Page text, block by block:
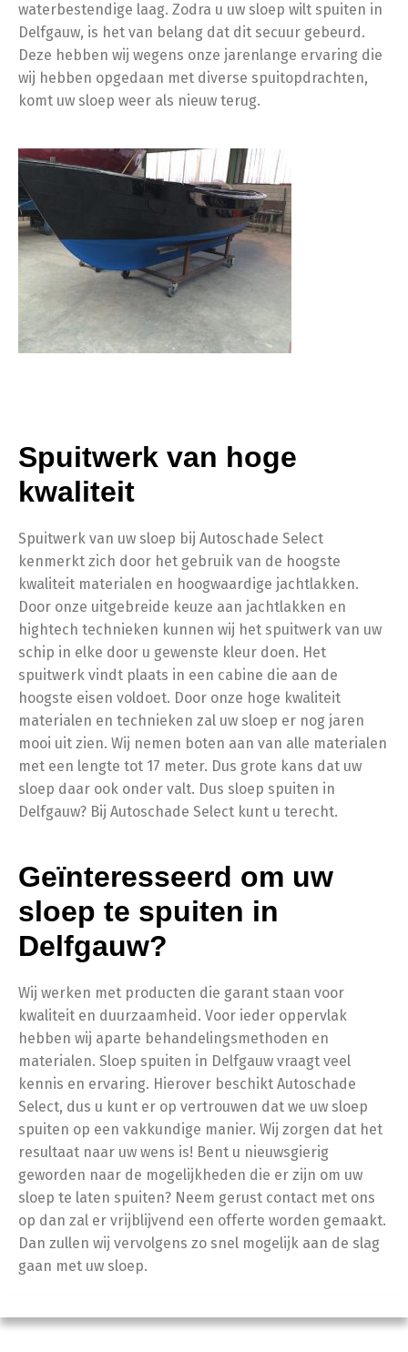
waterbestendige laag. Zodra u uw sloep wilt spuiten in
Delfgauw, is het van belang dat dit secuur gebeurd.
Deze hebben wij wegens onze jarenlange ervaring die
wij hebben opgedaan met diverse spuitopdrachten,
komt uw sloep weer als nieuw terug.
Spuitwerk van hoge
kwaliteit
Spuitwerk van uw sloep bij Autoschade Select
kenmerkt zich door het gebruik van de hoogste
kwaliteit materialen en hoogwaardige jachtlakken.
Door onze uitgebreide keuze aan jachtlakken en
hightech technieken kunnen wij het spuitwerk van uw
schip in elke door u gewenste kleur doen. Het
spuitwerk vindt plaats in een cabine die aan de
hoogste eisen voldoet. Door onze hoge kwaliteit
materialen en technieken zal uw sloep er nog jaren
mooi uit zien. Wij nemen boten aan van alle materialen
met een lengte tot 17 meter. Dus grote kans dat uw
sloep daar ook onder valt. Dus sloep spuiten in
Delfgauw? Bij Autoschade Select kunt u terecht.
Geïnteresseerd om uw
sloep te spuiten in
Delfgauw?
Wij werken met producten die garant staan voor
kwaliteit en duurzaamheid. Voor ieder oppervlak
hebben wij aparte behandelingsmethoden en
materialen. Sloep spuiten in Delfgauw vraagt veel
kennis en ervaring. Hierover beschikt Autoschade
Select, dus u kunt er op vertrouwen dat we uw sloep
spuiten op een vakkundige manier. Wij zorgen dat het
resultaat naar uw wens is! Bent u nieuwsgierig
geworden naar de mogelijkheden die er zijn om uw
sloep te laten spuiten? Neem gerust contact met ons
op dan zal er vrijblijvend een offerte worden gemaakt.
Dan zullen wij vervolgens zo snel mogelijk aan de slag
gaan met uw sloep.